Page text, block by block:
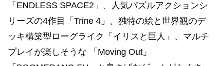
「ENDLESS SPACE2」、人気パズルアクションシ
リーズの4作目「Trine 4」、独特の絵と世界観のデ
ッキ構築型ローグライク「イリスと巨人」、マルチ
プレイが楽しそうな 「Moving Out」